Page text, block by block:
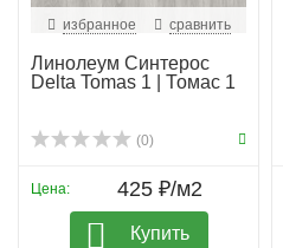
избранное сравнить
Линолеум Синтерос
Delta Tomas 1 | Томас 1
(0)
Цена: 425 ₽/м2
Купить